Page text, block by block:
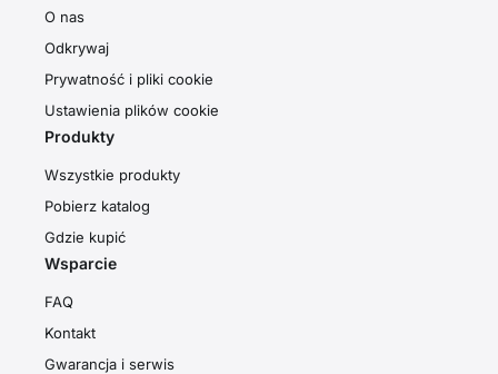
O nas
Odkrywaj
Prywatność i pliki cookie
Ustawienia plików cookie
Produkty
Wszystkie produkty
Pobierz katalog
Gdzie kupić
Wsparcie
FAQ
Kontakt
Gwarancja i serwis